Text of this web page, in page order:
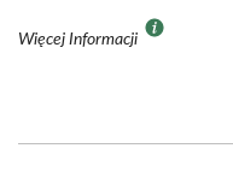
Więcej Informacji